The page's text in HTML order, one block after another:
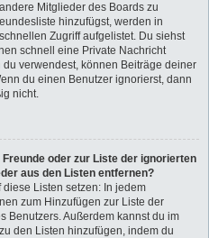
Mitglieder des Boards zu
hinzufügst, werden in
Zugriff aufgelistet. Du siehst
schnell eine Private Nachricht
verwendest, können Beiträge deiner
du einen Benutzer ignorierst, dann
nicht.
oder zur Liste der ignorierten
aus den Listen entfernen?
diese Listen setzen: In jedem
zum Hinzufügen zur Liste der
Benutzers. Außerdem kannst du im
den Listen hinzufügen, indem du